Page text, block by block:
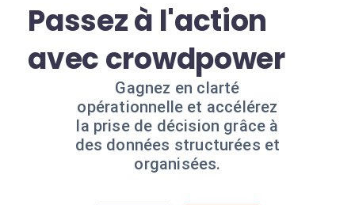
Passez à l'action
avec crowdpower
Gagnez en clarté
opérationnelle et accélérez
la prise de décision grâce à
des données structurées et
organisées.